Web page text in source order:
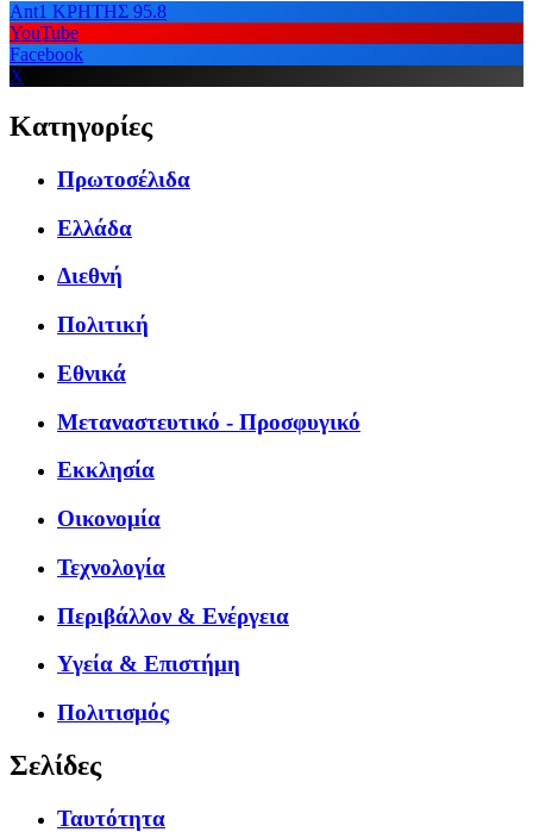
Ant1 ΚΡΗΤΗΣ 95.8
YouTube
Facebook
X
Κατηγορίες
Πρωτοσέλιδα
Ελλάδα
Διεθνή
Πολιτική
Εθνικά
Μεταναστευτικό - Προσφυγικό
Εκκλησία
Οικονομία
Τεχνολογία
Περιβάλλον & Ενέργεια
Υγεία & Επιστήμη
Πολιτισμός
Σελίδες
Ταυτότητα